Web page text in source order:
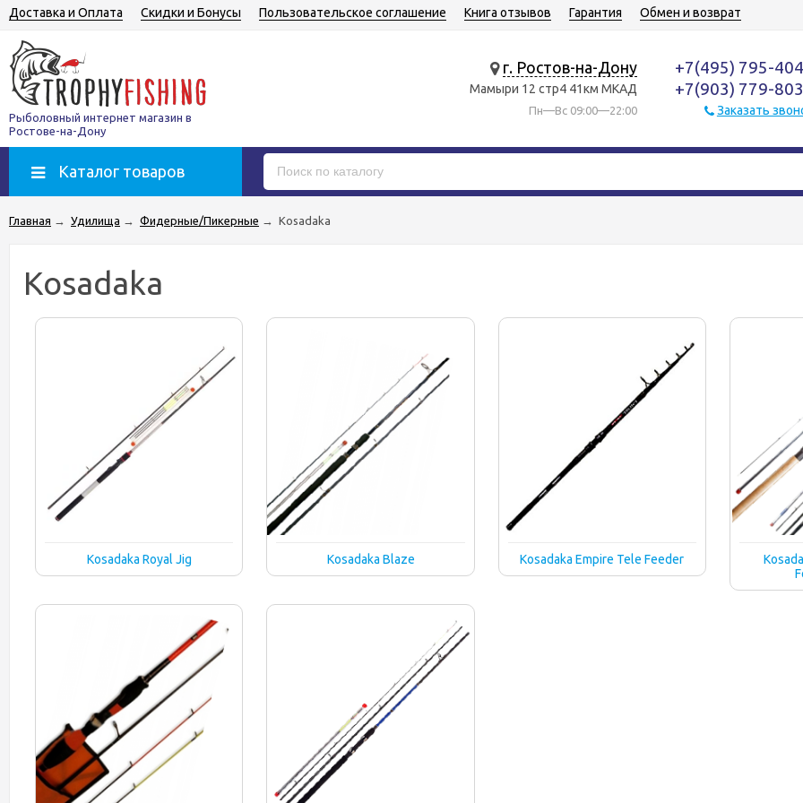
Доставка и Оплата Скидки и Бонусы Пользовательское соглашение Книга отзывов Гарантия Обмен и возврат
Рыболовный интернет магазин в
Ростове-на-Дону
г. Ростов-на-Дону
Мамыри 12 стр4 41км МКАД
Пн—Вс 09:00—22:00
+7(495) 795-
+7(903) 779-
Заказать
Каталог товаров
Главная → Удилища → Фидерные/Пикерные → Kosadaka
Kosadaka
Kosadaka Royal Jig Kosadaka Blaze Kosadaka Empire Tele Feeder